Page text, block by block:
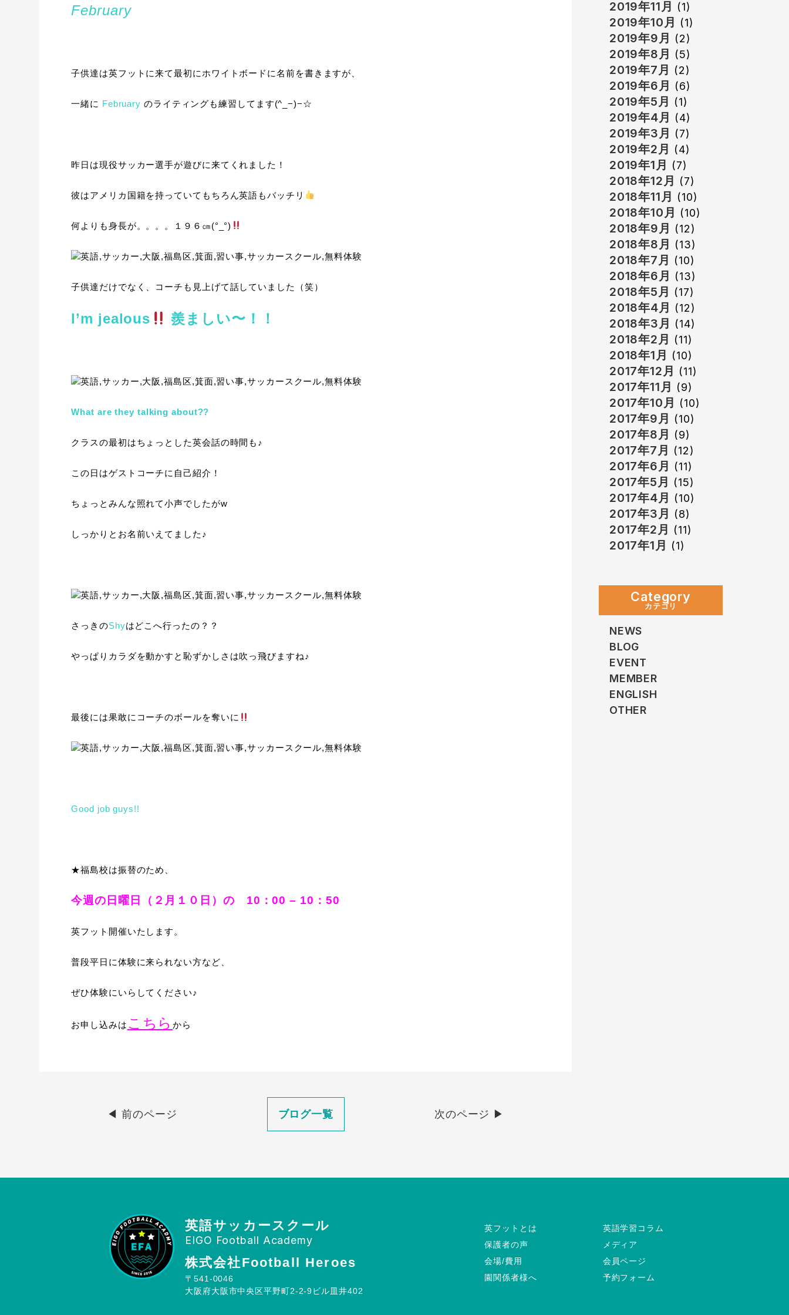
February
子供達は英フットに来て最初にホワイトボードに名前を書きますが、
一緒に February のライティングも練習してます(^_−)−☆
昨日は現役サッカー選手が遊びに来てくれました！
彼はアメリカ国籍を持っていてもちろん英語もバッチリ
何よりも身長が。。。。１９６㎝(°_°)
子供達だけでなく、コーチも見上げて話していました（笑）
I’m jealous 羨ましい〜！！
What are they talking about??
クラスの最初はちょっとした英会話の時間も♪
この日はゲストコーチに自己紹介！
ちょっとみんな照れて小声でしたがw
しっかりとお名前いえてました♪
さっきのShyはどこへ行ったの？？
やっぱりカラダを動かすと恥ずかしさは吹っ飛びますね♪
最後には果敢にコーチのボールを奪いに
Good job guys!!
★福島校は振替のため、
今週の日曜日（２月１０日）の 10：00 – 10：50
英フット開催いたします。
普段平日に体験に来られない方など、
ぜひ体験にいらしてください♪
お申し込みは こちらから
◀︎ 前のページ ブログ一覧 次のページ ▶︎
2019年11月 (1)
2019年10月 (1)
2019年9月 (2)
2019年8月 (5)
2019年7月 (2)
2019年6月 (6)
2019年5月 (1)
2019年4月 (4)
2019年3月 (7)
2019年2月 (4)
2019年1月 (7)
2018年12月 (7)
2018年11月 (10)
2018年10月 (10)
2018年9月 (12)
2018年8月 (13)
2018年7月 (10)
2018年6月 (13)
2018年5月 (17)
2018年4月 (12)
2018年3月 (14)
2018年2月 (11)
2018年1月 (10)
2017年12月 (11)
2017年11月 (9)
2017年10月 (10)
2017年9月 (10)
2017年8月 (9)
2017年7月 (12)
2017年6月 (11)
2017年5月 (15)
2017年4月 (10)
2017年3月 (8)
2017年2月 (11)
2017年1月 (1)
Category
カテゴリ
NEWS
BLOG
EVENT
MEMBER
ENGLISH
OTHER
英語サッカースクール
EIGO Football Academy
株式会社Football Heroes
〒541-0046
大阪府大阪市中央区平野町2-2-9ビル皿井402
英フットとは
保護者の声
会場/費用
園関係者様へ
英語学習コラム
メディア
会員ページ
予約フォーム